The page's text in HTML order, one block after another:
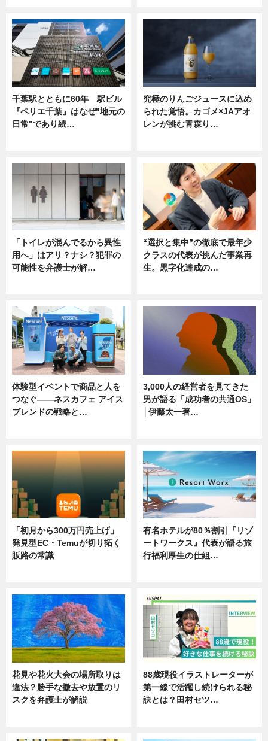
千葉駅とともに60年 駅ビル
『ペリエ千葉』はなぜ"地元の
日常"であり続…
究極のりんごジュースに込め
られた覚悟。カゴメ×JAアオ
レンが挑む青森り…
「トイレが混んでるから異性
用へ」はアリ？ナシ？犯罪の
可能性を弁護士が解…
“選択と集中”の徹底で最年少
クラスの代表が挑んだ事業再
生。黒字化達成の…
体験型イベントで商品と人を
つなぐ――ネスカフェ アイス
ブレンドの戦略と…
3,000人の経営者を見てきた
男が語る「成功者の共通OS」
│伊藤太一著…
「初月から300万円売上げ」
発見型EC・Temuが切り拓く
販路の常識
有名ホテルが80％割引『リゾ
ートワークス』代表が語る旅
行福利厚生の仕組…
花見や花火大会の場所取りは
違法？勝手な撤去や放置のリ
スクを弁護士が解説
88歳現役イラストレーターが
第一線で活躍し続けられる秘
訣とは？田村セツ…